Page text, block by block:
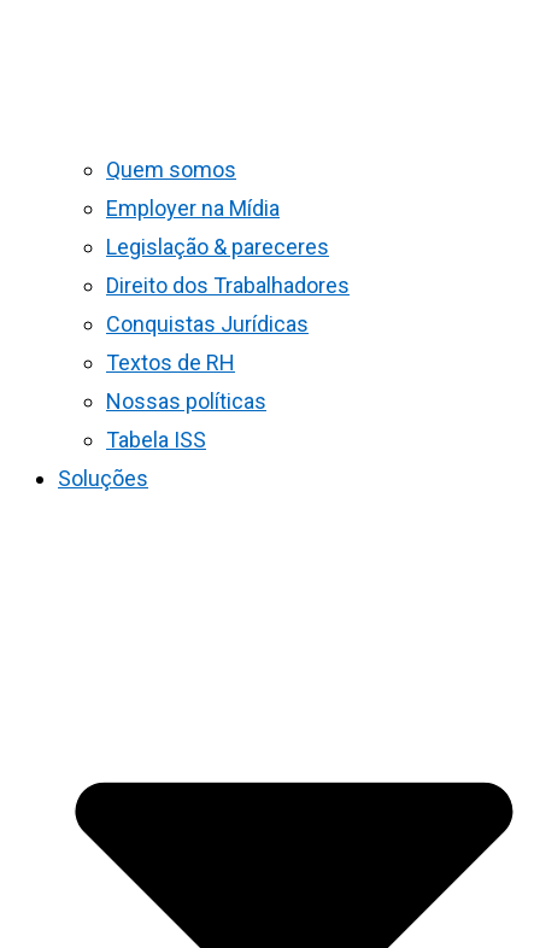
Quem somos
Employer na Mídia
Legislação & pareceres
Direito dos Trabalhadores
Conquistas Jurídicas
Textos de RH
Nossas políticas
Tabela ISS
Soluções